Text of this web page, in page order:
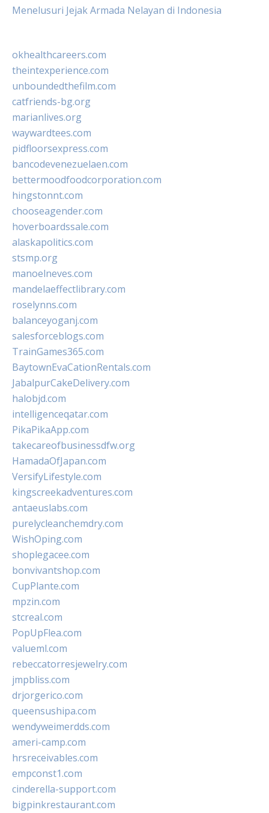
Menelusuri Jejak Armada Nelayan di Indonesia
okhealthcareers.com
theintexperience.com
unboundedthefilm.com
catfriends-bg.org
marianlives.org
waywardtees.com
pidfloorsexpress.com
bancodevenezuelaen.com
bettermoodfoodcorporation.com
hingstonnt.com
chooseagender.com
hoverboardssale.com
alaskapolitics.com
stsmp.org
manoelneves.com
mandelaeffectlibrary.com
roselynns.com
balanceyoganj.com
salesforceblogs.com
TrainGames365.com
BaytownEvaCationRentals.com
JabalpurCakeDelivery.com
halobjd.com
intelligenceqatar.com
PikaPikaApp.com
takecareofbusinessdfw.org
HamadaOfJapan.com
VersifyLifestyle.com
kingscreekadventures.com
antaeuslabs.com
purelycleanchemdry.com
WishOping.com
shoplegacee.com
bonvivantshop.com
CupPlante.com
mpzin.com
stcreal.com
PopUpFlea.com
valueml.com
rebeccatorresjewelry.com
jmpbliss.com
drjorgerico.com
queensushipa.com
wendyweimerdds.com
ameri-camp.com
hrsreceivables.com
empconst1.com
cinderella-support.com
bigpinkrestaurant.com